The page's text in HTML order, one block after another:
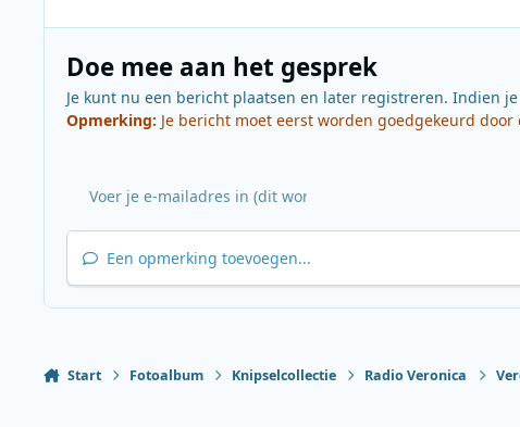
Doe mee aan het gesprek
Je kunt nu een bericht plaatsen en later registreren. Indien
Opmerking: Je bericht moet eerst worden goedgekeurd
Een opmerking toevoegen...
Start Fotoalbum Knipselcollectie Radio Veronica